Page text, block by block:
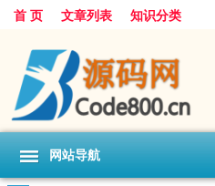
首 页 文章列表 知识分类
网站导航